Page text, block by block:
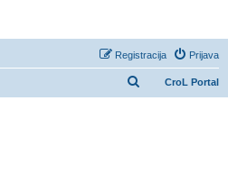
Prijava
Registracija
CroL Portal